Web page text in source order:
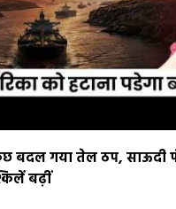
बदल गया तेल ठप, साऊदी
बढ़ीं